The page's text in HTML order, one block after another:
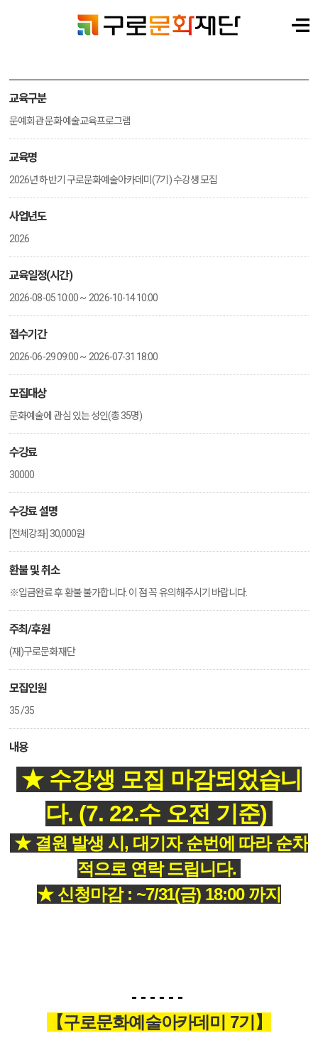
교육구분
문예회관 문화예술교육프로그램
교육명
2026년 하반기 구로문화예술아카데미(7기) 수강생 모집
사업년도
2026
교육일정(시간)
2026-08-05 10:00 ~ 2026-10-14 10:00
접수기간
2026-06-29 09:00 ~ 2026-07-31 18:00
모집대상
문화예술에 관심 있는 성인(총 35명)
수강료
30000
수강료 설명
[전체강좌] 30,000원
환불 및 취소
※입금완료 후 환불 불가합니다. 이 점 꼭 유의해주시기 바랍니다.
주최/후원
(재)구로문화재단
모집인원
35 /35
내용
★ 수강생 모집 마감되었습니
다. (7. 22.수 오전 기준)
★ 결원 발생 시, 대기자 순번에 따라 순차
적으로 연락 드립니다.
★ 신청마감 : ~7/31(금) 18:00 까지
- - - - - -
【구로문화예술아카데미 7기】